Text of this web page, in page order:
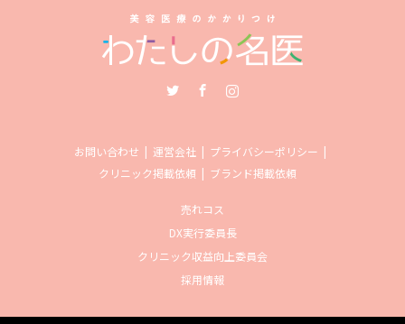
お問い合わせ 運営会社
プライバシーポリシー
クリニック掲載依頼
ブランド掲載依頼
売れコス
DX実行委員長
クリニック収益向上委員会
採用情報